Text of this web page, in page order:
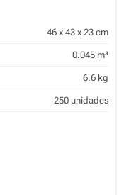
46 x 43 x 23 cm
0.045 m³
6.6 kg
250 unidades